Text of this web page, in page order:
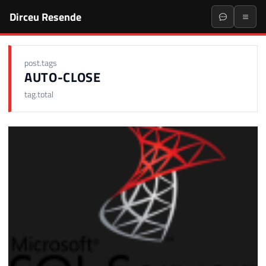
Dirceu Resende
post.tags
AUTO-CLOSE
tag.total